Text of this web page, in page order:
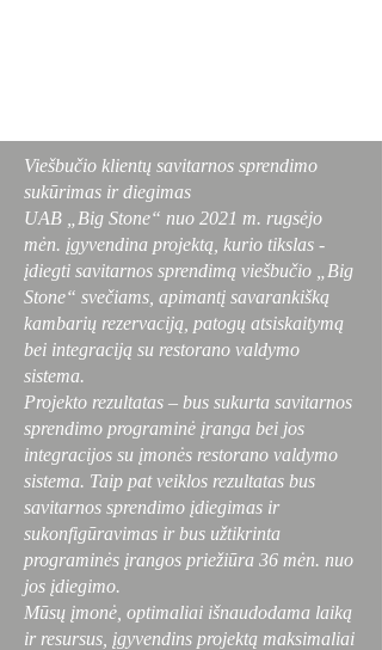
Viešbučio klientų savitarnos sprendimo
sukūrimas ir diegimas
UAB „Big Stone“ nuo 2021 m. rugsėjo
mėn. įgyvendina projektą, kurio tikslas -
įdiegti savitarnos sprendimą viešbučio „Big
Stone“ svečiams, apimantį savarankišką
kambarių rezervaciją, patogų atsiskaitymą
bei integraciją su restorano valdymo
sistema.
Projekto rezultatas – bus sukurta savitarnos
sprendimo programinė įranga bei jos
integracijos su įmonės restorano valdymo
sistema. Taip pat veiklos rezultatas bus
savitarnos sprendimo įdiegimas ir
sukonfigūravimas ir bus užtikrinta
programinės įrangos priežiūra 36 mėn. nuo
jos įdiegimo.
Mūsų įmonė, optimaliai išnaudodama laiką
ir resursus, įgyvendins projektą maksimaliai